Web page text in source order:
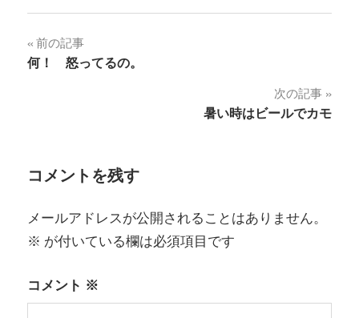
投
稿
ゲ
ー
シ
ン
前の記事
何！ 怒ってるの。
次の記事
暑い時はビールでカモ
コメントを残す
メールアドレスが公開されることはありません。
※ が付いている欄は必須項目です
コメント ※